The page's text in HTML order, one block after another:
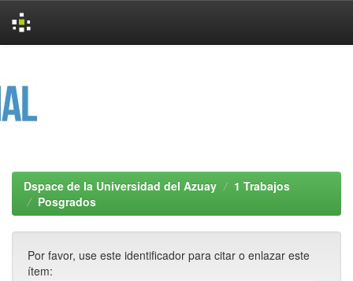
Dspace de la Universidad del Azuay
1 Trabajos
Posgrados
Por favor, use este identificador para citar o enlazar este
ítem: